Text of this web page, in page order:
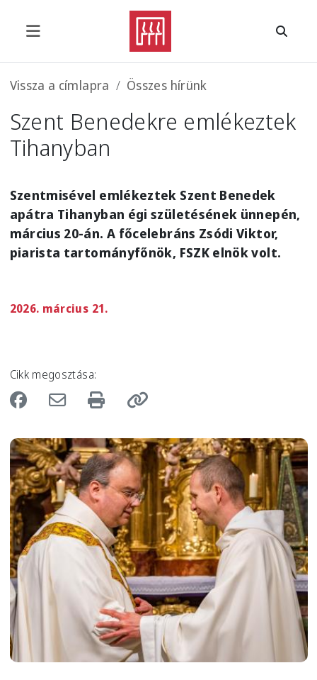
Morzsa
Vissza a címlapra Összes hírünk
Szent Benedekre emlékeztek
Tihanyban
Szentmisével emlékeztek Szent Benedek
apátra Tihanyban égi születésének ünnepén,
március 20-án. A főcelebráns Zsódi Viktor,
piarista tartományfőnök, FSZK elnök volt.
2026. március 21.
Cikk megosztása:
Image